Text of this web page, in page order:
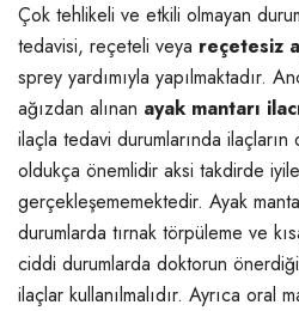
Çok tehlikeli ve etkili olmayan
tedavisi, reçeteli veya reçetesiz
sprey yardımıyla yapılmaktadır.
ağızdan alınan ayak mantarı
ilaçla tedavi durumlarında ilaçların
oldukça önemlidir aksi takdirde
gerçekleşememektedir. Ayak
durumlarda tırnak törpüleme ve
ciddi durumlarda doktorun
ilaçlar kullanılmalıdır. Ayrıca oral